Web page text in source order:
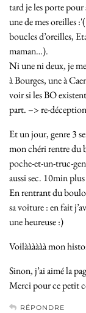
tard je les porte
une de mes oreilles
boucles d’oreilles,
maman…).
Ni une ni deux, je
à Bourges, une à
voir si les BO
part. –> re-déception
Et un jour, genre 3
mon chéri rentre du
poche-et-un-truc-
aussi sec. 10min
En rentrant du
sa voiture : en fait
une heureuse :)
Voilàààààà mon
Sinon, j’ai aimé la
Merci pour ce petit
RÉPONDRE